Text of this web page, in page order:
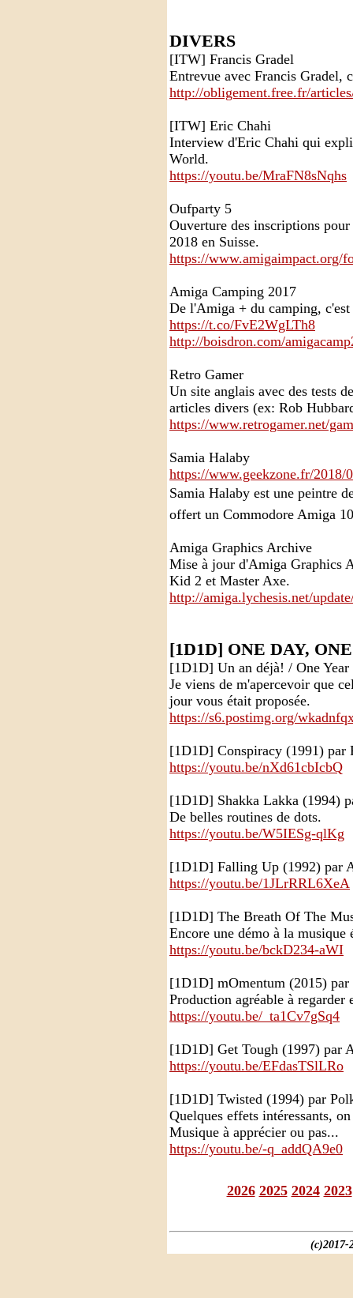
DIVERS
[ITW] Francis Gradel
Entrevue avec Francis Gradel,
http://obligement.free.fr/
[ITW] Eric Chahi
Interview d'Eric Chahi qui
World.
https://youtu.be/MraFN8sNqhs
Oufparty 5
Ouverture des inscriptions
2018 en Suisse.
https://www.amigaimpact.org/
Amiga Camping 2017
De l'Amiga + du camping,
https://t.co/FvE2WgLTh8
http://boisdron.com/
Retro Gamer
Un site anglais avec des tests
articles divers (ex: Rob
https://www.retrogamer.net/
Samia Halaby
https://www.geekzone.fr/2018/
Samia Halaby est une peintre
offert un Commodore Amiga
Amiga Graphics Archive
Mise à jour d'Amiga Graphics
Kid 2 et Master Axe.
http://amiga.lychesis.net/
[1D1D] ONE DAY,
[1D1D] Un an déjà! / One Year
Je viens de m'apercevoir que
jour vous était proposée.
https://s6.postimg.org/
[1D1D] Conspiracy (1991) par
https://youtu.be/nXd61cbIcbQ
[1D1D] Shakka Lakka (1994)
De belles routines de dots.
https://youtu.be/W5IESg-qlKg
[1D1D] Falling Up (1992) par
https://youtu.be/1JLrRRL6XeA
[1D1D] The Breath Of The
Encore une démo à la musique
https://youtu.be/bckD234-aWI
[1D1D] mOmentum (2015)
Production agréable à regarder
https://youtu.be/_ta1Cv7gSq4
[1D1D] Get Tough (1997) par
https://youtu.be/EFdasTSlLRo
[1D1D] Twisted (1994) par
Quelques effets intéressants,
Musique à apprécier ou pas...
https://youtu.be/-q_addQA9e0
2026 2025 2024 2023
(c)2017-